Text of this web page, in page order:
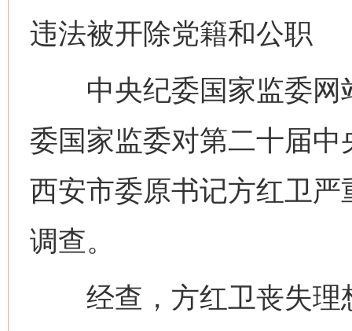
违法被开除党籍和公职
中央纪委国家监委网
委国家监委对第二十届
西安市委原书记方红卫
调查。
经查，方红卫丧失理